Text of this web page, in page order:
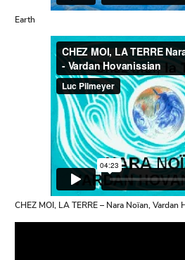
Earth
CHEZ MOI, LA TERRE – Nara Noïan, Vardan